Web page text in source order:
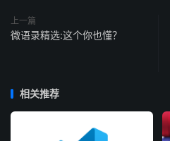
上一篇
微语录精选:这个你也懂？
相关推荐